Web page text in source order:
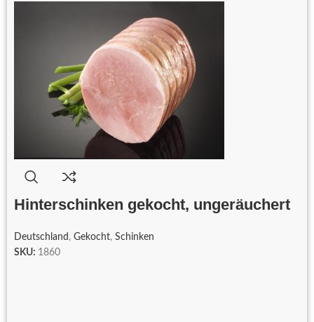
Hinterschinken gekocht, ungeräuchert
Deutschland , Gekocht, Schinken
SKU: 1860